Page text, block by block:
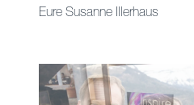
Eure Susanne Illerhaus